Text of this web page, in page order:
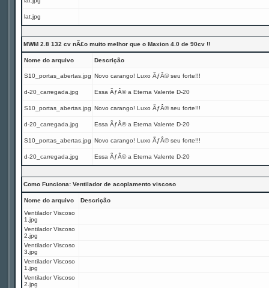
lat.jpg
MWM 2.8 132 cv nÃ£o muito melhor que o Maxion 4.0 de 90cv !!
Nome do arquivo Descrição
S10_portas_abertas.jpg Novo carango! Luxo ÃƒÂ© seu forte!!!
d-20_carregada.jpg Essa ÃƒÂ© a Eterna Valente D-20
S10_portas_abertas.jpg Novo carango! Luxo ÃƒÂ© seu forte!!!
d-20_carregada.jpg Essa ÃƒÂ© a Eterna Valente D-20
S10_portas_abertas.jpg Novo carango! Luxo ÃƒÂ© seu forte!!!
d-20_carregada.jpg Essa ÃƒÂ© a Eterna Valente D-20
Como Funciona: Ventilador de acoplamento viscoso
Nome do arquivo
Descrição
Ventilador Viscoso
1.jpg
Ventilador Viscoso
2.jpg
Ventilador Viscoso
3.jpg
Ventilador Viscoso
1.jpg
Ventilador Viscoso
2.jpg